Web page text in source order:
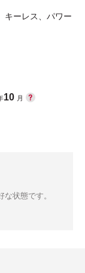
キーレス、パワー
10 月
状態です。